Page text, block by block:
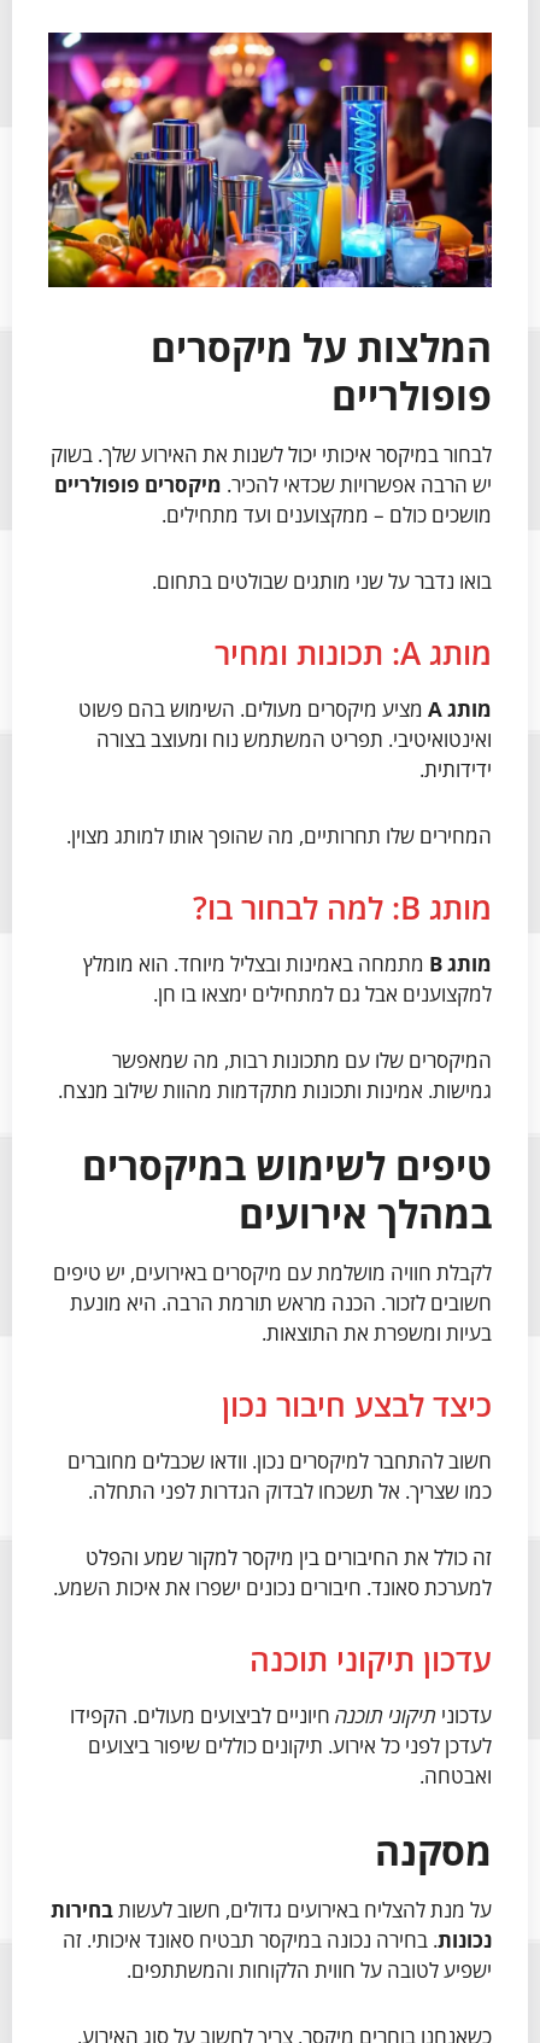
המלצות על מיקסרים
פופולריים
לבחור במיקסר איכותי יכול לשנות את האירוע שלך. בשוק
יש הרבה אפשרויות שכדאי להכיר. מיקסרים פופולריים
מושכים כולם – ממקצוענים ועד מתחילים.
בואו נדבר על שני מותגים שבולטים בתחום.
מותג A: תכונות ומחיר
מותג A
מציע מיקסרים מעולים. השימוש בהם פשוט
ואינטואיטיבי. תפריט המשתמש נוח ומעוצב בצורה
ידידותית.
המחירים שלו תחרותיים, מה שהופך אותו למותג מצוין.
מותג B: למה לבחור בו?
מותג B
מתמחה באמינות ובצליל מיוחד. הוא מומלץ
למקצוענים אבל גם למתחילים ימצאו בו חן.
המיקסרים שלו עם מתכונות רבות, מה שמאפשר
גמישות. אמינות ותכונות מתקדמות מהוות שילוב מנצח.
טיפים לשימוש במיקסרים
במהלך אירועים
לקבלת חוויה מושלמת עם מיקסרים באירועים, יש טיפים
חשובים לזכור. הכנה מראש תורמת הרבה. היא מונעת
בעיות ומשפרת את התוצאות.
כיצד לבצע חיבור נכון
חשוב להתחבר למיקסרים נכון. וודאו שכבלים מחוברים
כמו שצריך. אל תשכחו לבדוק הגדרות לפני התחלה.
זה כולל את החיבורים בין מיקסר למקור שמע והפלט
למערכת סאונד. חיבורים נכונים ישפרו את איכות השמע.
עדכון תיקוני תוכנה
עדכוני תיקוני תוכנה חיוניים לביצועים מעולים. הקפידו
לעדכן לפני כל אירוע. תיקונים כוללים שיפור ביצועים
ואבטחה.
מסקנה
על מנת להצליח באירועים גדולים, חשוב לעשותבחירות
נכונות. בחירה נכונה במיקסר תבטיח סאונד איכותי. זה
ישפיע לטובה על חווית הלקוחות והמשתתפים.
כשאנחנו בוחרים מיקסר, צריך לחשוב על סוג האירוע,